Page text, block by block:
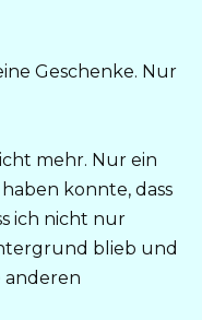
Geschenke. Nur
mehr. Nur ein
konnte, dass
ich nicht nur
blieb und
anderen